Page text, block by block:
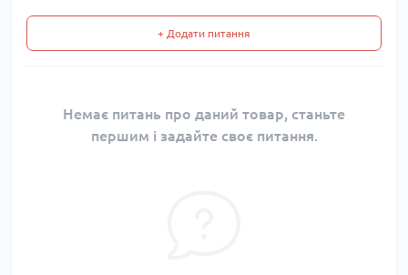
+ Додати питання
Немає питань про даний товар, станьте
першим і задайте своє питання.